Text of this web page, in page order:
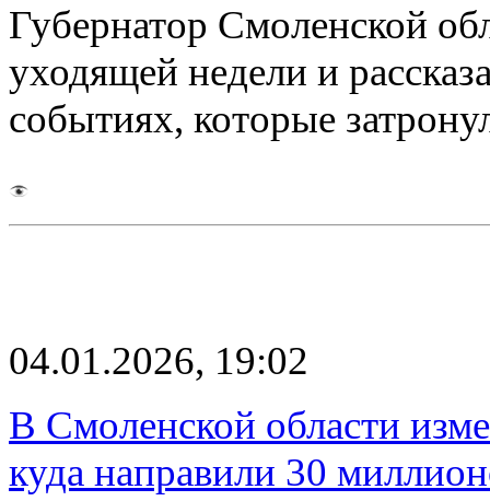
Губернатор Смоленской
уходящей недели и
событиях, которые
04.01.2026, 19:02
В Смоленской области
куда направили 30